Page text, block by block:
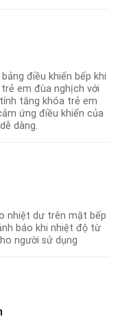
điều khiển bếp khi
em đùa nghịch với
tăng khóa trẻ em
ứng điều khiển của
dàng.
nhiệt dư trên mặt bếp
báo khi nhiệt độ từ
người sử dụng